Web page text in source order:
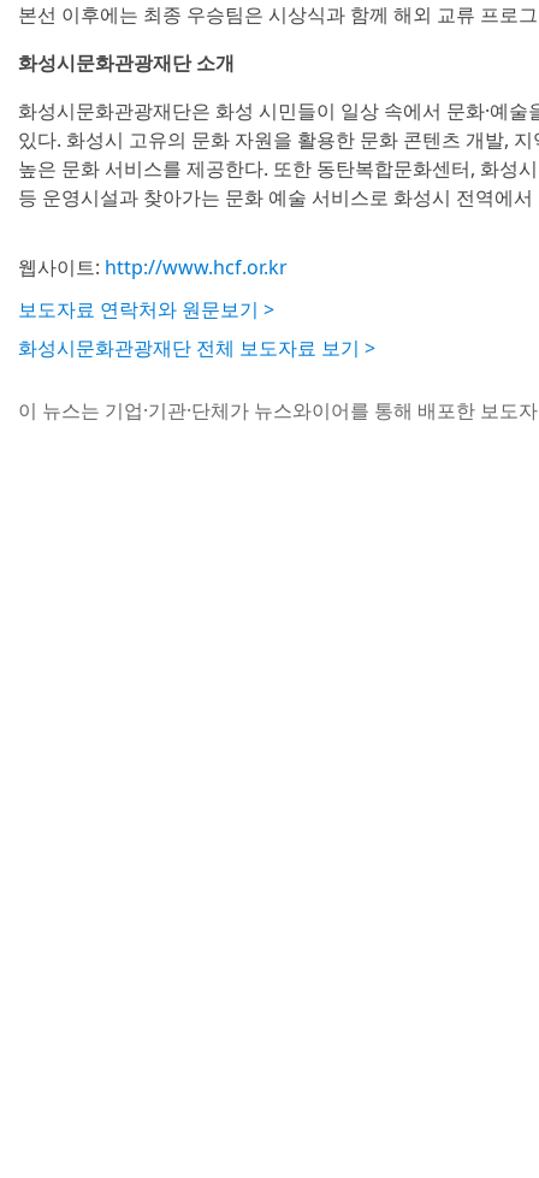
본선 이후에는 최종 우승팀은 시상식과 함께 해외 교류 프로
화성시문화관광재단 소개
화성시문화관광재단은 화성 시민들이 일상 속에서 문화·예
있다. 화성시 고유의 문화 자원을 활용한 문화 콘텐츠 개발,
높은 문화 서비스를 제공한다. 또한 동탄복합문화센터, 화성
등 운영시설과 찾아가는 문화 예술 서비스로 화성시 전역에
웹사이트: http://www.hcf.or.kr
보도자료 연락처와 원문보기 >
화성시문화관광재단 전체 보도자료 보기 >
이 뉴스는 기업·기관·단체가 뉴스와이어를 통해 배포한 보도